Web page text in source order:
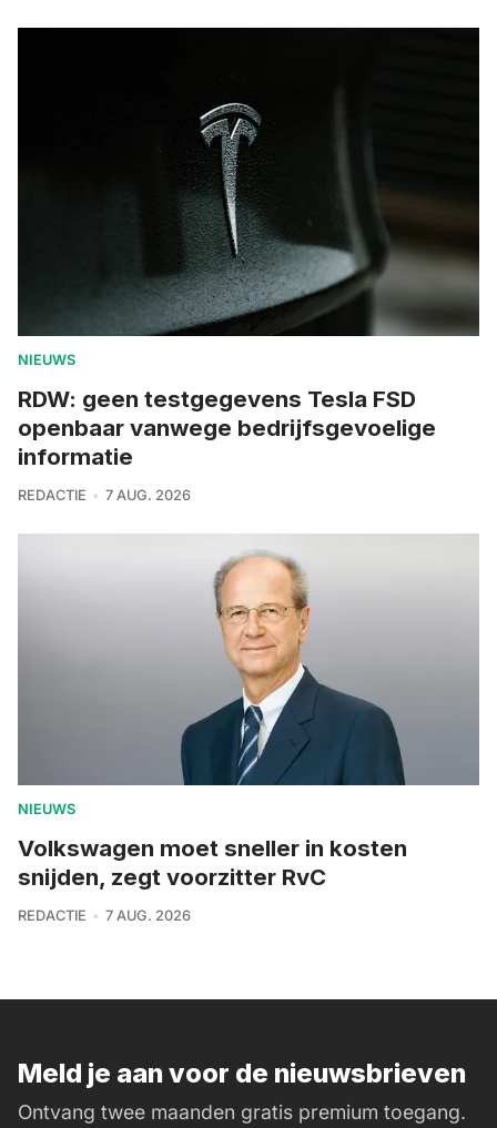
NIEUWS
RDW: geen testgegevens Tesla FSD
openbaar vanwege bedrijfsgevoelige
informatie
REDACTIE 7 AUG. 2026
NIEUWS
Volkswagen moet sneller in kosten
snijden, zegt voorzitter RvC
REDACTIE 7 AUG. 2026
Meld je aan voor de nieuwsbrieven
Ontvang twee maanden gratis premium toegang.